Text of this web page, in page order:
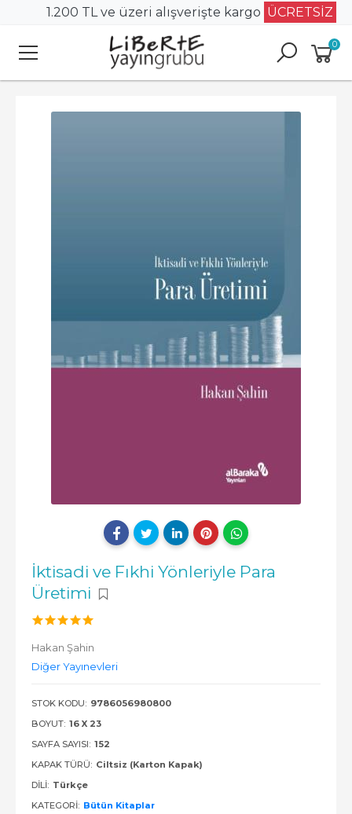
1.200 TL ve üzeri alışverişte kargo ÜCRETSİZ
0
İktisadi ve Fıkhi Yönleriyle Para
Üretimi
Hakan Şahin
Diğer Yayınevleri
STOK KODU: 9786056980800
BOYUT: 16 X 23
SAYFA SAYISI: 152
KAPAK TÜRÜ: Ciltsiz (Karton Kapak)
DILI: Türkçe
KATEGORI: Bütün Kitaplar